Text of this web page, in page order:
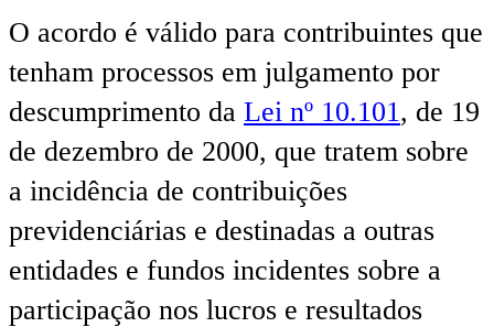
O acordo é válido para contribuintes que
tenham processos em julgamento por
descumprimento da Lei nº 10.101, de 19
de dezembro de 2000, que tratem sobre
a incidência de contribuições
previdenciárias e destinadas a outras
entidades e fundos incidentes sobre a
participação nos lucros e resultados